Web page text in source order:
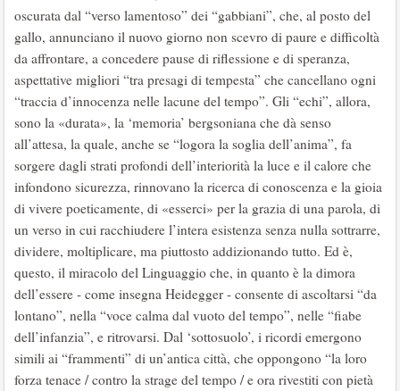
oscurata dal “verso lamentoso” dei “gabbiani”, che, al posto del
gallo, annunciano il nuovo giorno non scevro di paure e difficoltà
da affrontare, a concedere pause di riflessione e di speranza,
aspettative migliori “tra presagi di tempesta” che cancellano ogni
“traccia d’innocenza nelle lacune del tempo”. Gli “echi”, allora,
sono la «durata», la ‘memoria’ bergsoniana che dà senso
all’attesa, la quale, anche se “logora la soglia dell’anima”, fa
sorgere dagli strati profondi dell’interiorità la luce e il calore che
infondono sicurezza, rinnovano la ricerca di conoscenza e la gioia
di vivere poeticamente, di «esserci» per la grazia di una parola, di
un verso in cui racchiudere l’intera esistenza senza nulla sottrarre,
dividere, moltiplicare, ma piuttosto addizionando tutto. Ed è,
questo, il miracolo del Linguaggio che, in quanto è la dimora
dell’essere - come insegna Heidegger - consente di ascoltarsi “da
lontano”, nella “voce calma dal vuoto del tempo”, nelle “fiabe
dell’infanzia”, e ritrovarsi. Dal ‘sottosuolo’, i ricordi emergono
simili ai “frammenti” di un’antica città, che oppongono “la loro
forza tenace / contro la strage del tempo / e ora rivestiti con pietà